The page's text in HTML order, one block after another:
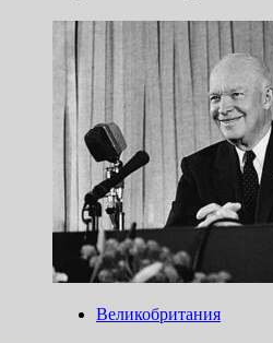
Великобритания